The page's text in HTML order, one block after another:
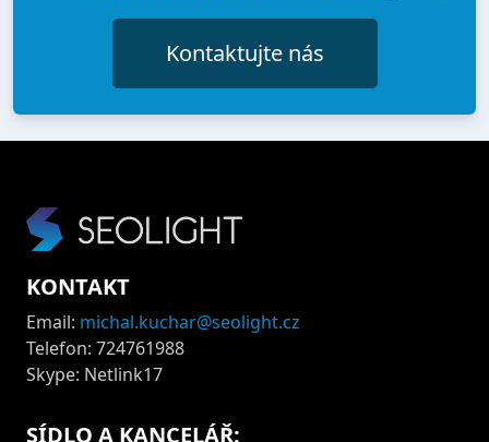
Kontaktujte nás
KONTAKT
Email: michal.kuchar@seolight.cz
Telefon: 724761988
Skype: Netlink17
SÍDLO A KANCELÁŘ: